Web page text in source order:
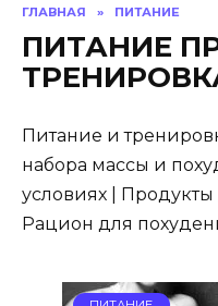
ГЛАВНАЯ » ПИТАНИЕ
ПИТАНИЕ
Питание и
набора массы и
условиях |
Рацион для